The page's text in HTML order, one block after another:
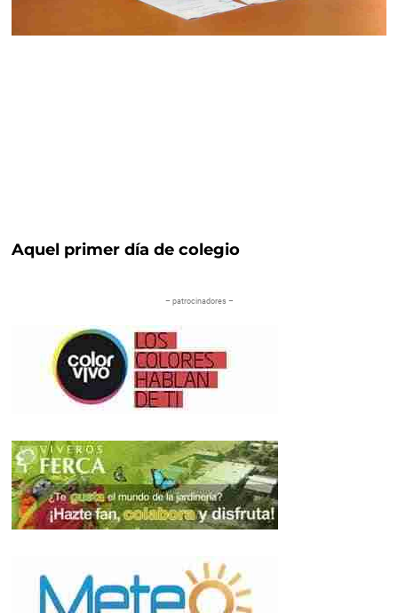
Aquel primer día de colegio
– patrocinadores –